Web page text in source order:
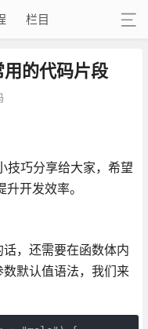
栏目
的代码片段
巧分享给大家，希望
开发效率。
，还需要在函数体内
默认值语法，我们来